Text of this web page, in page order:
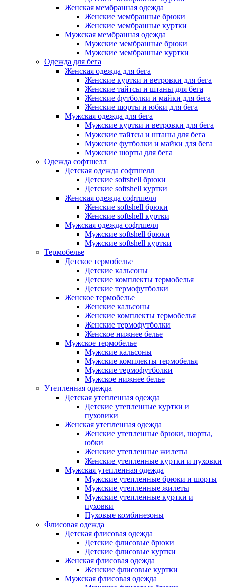
Женская мембранная одежда
Женские мембранные брюки
Женские мембранные куртки
Мужская мембранная одежда
Мужские мембранные брюки
Мужские мембранные куртки
Одежда для бега
Женская одежда для бега
Женские куртки и ветровки для бега
Женские тайтсы и штаны для бега
Женские футболки и майки для бега
Женские шорты и юбки для бега
Мужская одежда для бега
Мужские куртки и ветровки для бега
Мужские тайтсы и штаны для бега
Мужские футболки и майки для бега
Мужские шорты для бега
Одежда софтшелл
Детская одежда софтшелл
Детские softshell брюки
Детские softshell куртки
Женская одежда софтшелл
Женские softshell брюки
Женские softshell куртки
Мужская одежда софтшелл
Мужские softshell брюки
Мужские softshell куртки
Термобелье
Детское термобелье
Детские кальсоны
Детские комплекты термобелья
Детские термофутболки
Женское термобелье
Женские кальсоны
Женские комплекты термобелья
Женские термофутболки
Женское нижнее белье
Мужское термобелье
Мужские кальсоны
Мужские комплекты термобелья
Мужские термофутболки
Мужское нижнее белье
Утепленная одежда
Детская утепленная одежда
Детские утепленные куртки и
пуховики
Женская утепленная одежда
Женские утепленные брюки, шорты,
юбки
Женские утепленные жилеты
Женские утепленные куртки и пуховки
Мужская утепленная одежда
Мужские утепленные брюки и шорты
Мужские утепленные жилеты
Мужские утепленные куртки и
пуховки
Пуховые комбинезоны
Флисовая одежда
Детская флисовая одежда
Детские флисовые брюки
Детские флисовые куртки
Женская флисовая одежда
Женские флисовые куртки
Мужская флисовая одежда